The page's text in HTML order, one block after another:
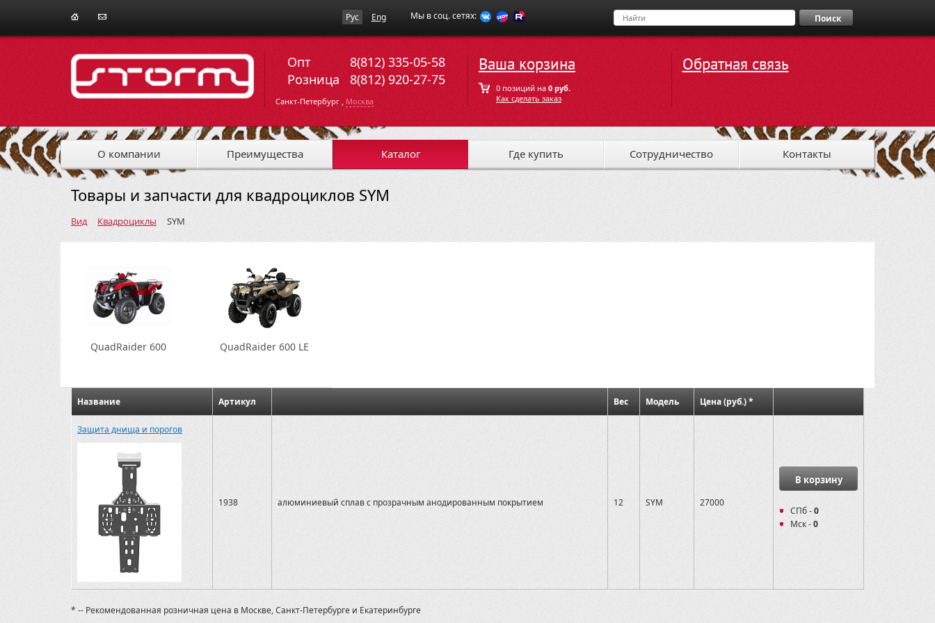
Рус Eng Мы в соц. сетях: Поиск
Опт
8(812) 335-05-58
Розница
8(812) 920-27-75
Санкт-Петербург , Москва
Ваша корзина
0 позиций на 0 руб.
Как сделать заказ
Обратная связь
О компании Преимущества Каталог Где купить Сотрудничество Контакты
Товары и запчасти для квадроциклов SYM
Вид Квадроциклы SYM
QuadRaider 600 QuadRaider 600 LE
Название Артикул Вес Модель Цена (руб.) *
Защита днища и порогов
1938 алюминиевый сплав с прозрачным анодированным покрытием 12 SYM 27000
В корзину
СПб -0
Мск -0
* -- Рекомендованная розничная цена в Москве, Санкт-Петербурге и Екатеринбурге